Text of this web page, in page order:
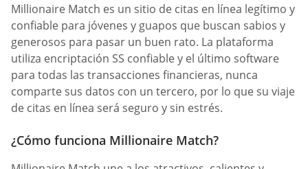
Millionaire Match es un sitio de citas en línea legítimo y
confiable para jóvenes y guapos que buscan sabios y
generosos para pasar un buen rato. La plataforma
utiliza encriptación SS confiable y el último software
para todas las transacciones financieras, nunca
comparte sus datos con un tercero, por lo que su viaje
de citas en línea será seguro y sin estrés.
¿Cómo funciona Millionaire Match?